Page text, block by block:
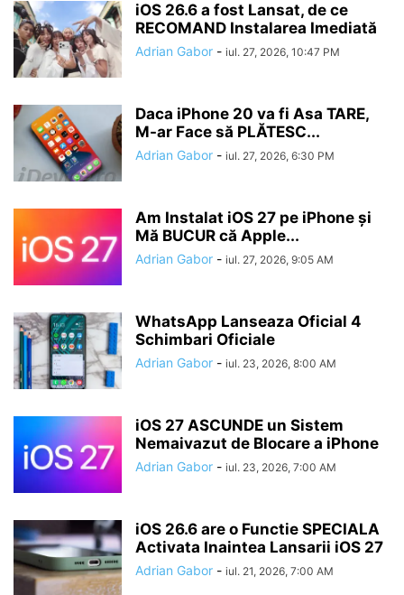
iOS 26.6 a fost Lansat, de ce
RECOMAND Instalarea Imediată
Adrian Gabor - iul. 27, 2026, 10:47 PM
Daca iPhone 20 va fi Asa TARE,
M-ar Face să PLĂTESC...
Adrian Gabor - iul. 27, 2026, 6:30 PM
Am Instalat iOS 27 pe iPhone și
Mă BUCUR că Apple...
Adrian Gabor - iul. 27, 2026, 9:05 AM
WhatsApp Lanseaza Oficial 4
Schimbari Oficiale
Adrian Gabor - iul. 23, 2026, 8:00 AM
iOS 27 ASCUNDE un Sistem
Nemaivazut de Blocare a iPhone
Adrian Gabor - iul. 23, 2026, 7:00 AM
iOS 26.6 are o Functie SPECIALA
Activata Inaintea Lansarii iOS 27
Adrian Gabor - iul. 21, 2026, 7:00 AM